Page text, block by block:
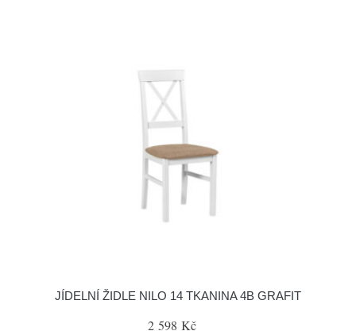
JÍDELNÍ ŽIDLE NILO 14 TKANINA 4B GRAFIT
2 598 Kč